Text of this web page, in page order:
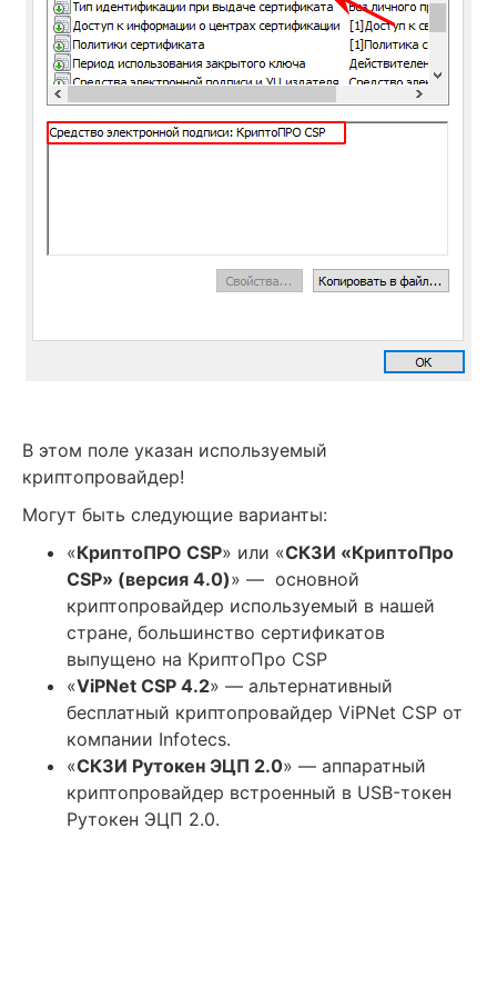
В этом поле указан используемый
криптопровайдер!
Могут быть следующие варианты:
«КриптоПРО CSP» или «СКЗИ «КриптоПро
CSP» (версия 4.0)» — основной
криптопровайдер используемый в нашей
стране, большинство сертификатов
выпущено на КриптоПро CSP
«ViPNet CSP 4.2» — альтернативный
бесплатный криптопровайдер ViPNet CSP от
компании Infotecs.
«СКЗИ Рутокен ЭЦП 2.0» — аппаратный
криптопровайдер встроенный в USB-токен
Рутокен ЭЦП 2.0.